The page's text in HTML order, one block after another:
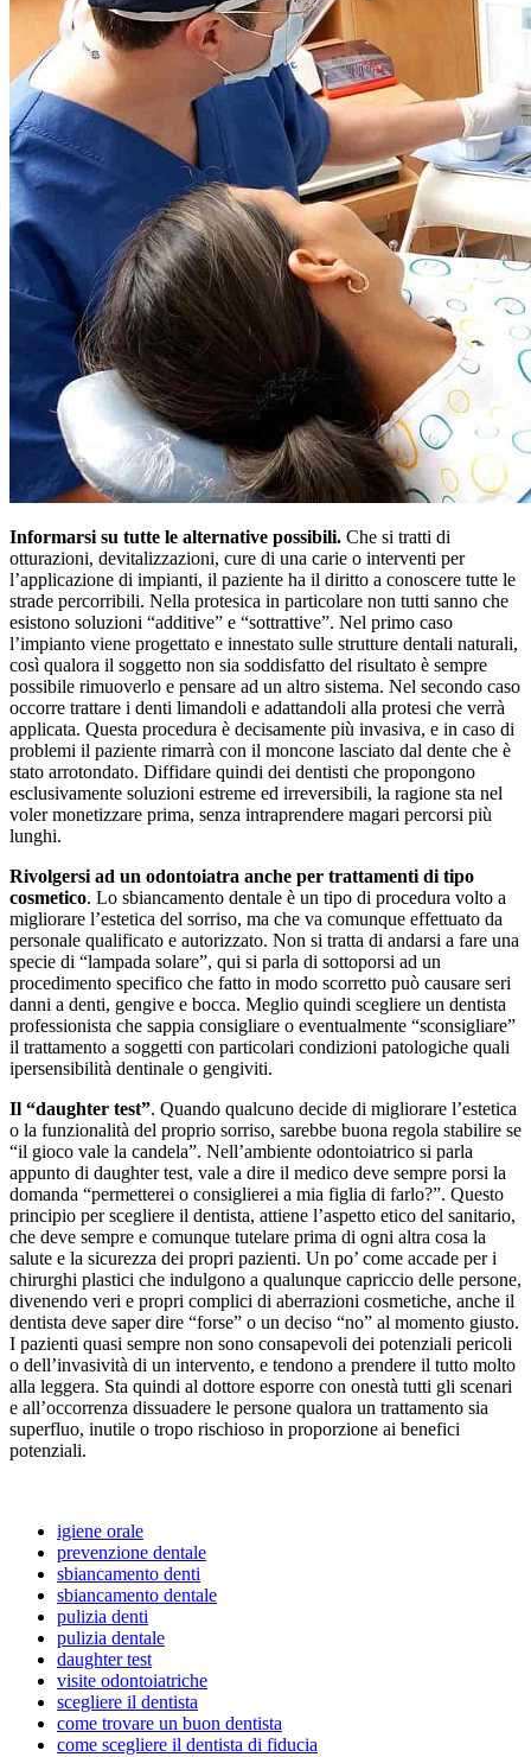
Informarsi su tutte le alternative possibili. Che si tratti di
otturazioni, devitalizzazioni, cure di una carie o interventi per
l’applicazione di impianti, il paziente ha il diritto a conoscere tutte le
strade percorribili. Nella protesica in particolare non tutti sanno che
esistono soluzioni “additive” e “sottrattive”. Nel primo caso
l’impianto viene progettato e innestato sulle strutture dentali naturali,
così qualora il soggetto non sia soddisfatto del risultato è sempre
possibile rimuoverlo e pensare ad un altro sistema. Nel secondo caso
occorre trattare i denti limandoli e adattandoli alla protesi che verrà
applicata. Questa procedura è decisamente più invasiva, e in caso di
problemi il paziente rimarrà con il moncone lasciato dal dente che è
stato arrotondato. Diffidare quindi dei dentisti che propongono
esclusivamente soluzioni estreme ed irreversibili, la ragione sta nel
voler monetizzare prima, senza intraprendere magari percorsi più
lunghi.
Rivolgersi ad un odontoiatra anche per trattamenti di tipo
cosmetico. Lo sbiancamento dentale è un tipo di procedura volto a
migliorare l’estetica del sorriso, ma che va comunque effettuato da
personale qualificato e autorizzato. Non si tratta di andarsi a fare una
specie di “lampada solare”, qui si parla di sottoporsi ad un
procedimento specifico che fatto in modo scorretto può causare seri
danni a denti, gengive e bocca. Meglio quindi scegliere un dentista
professionista che sappia consigliare o eventualmente “sconsigliare”
il trattamento a soggetti con particolari condizioni patologiche quali
ipersensibilità dentinale o gengiviti.
Il “daughter test”. Quando qualcuno decide di migliorare l’estetica
o la funzionalità del proprio sorriso, sarebbe buona regola stabilire se
“il gioco vale la candela”. Nell’ambiente odontoiatrico si parla
appunto di daughter test, vale a dire il medico deve sempre porsi la
domanda “permetterei o consiglierei a mia figlia di farlo?”. Questo
principio per scegliere il dentista, attiene l’aspetto etico del sanitario,
che deve sempre e comunque tutelare prima di ogni altra cosa la
salute e la sicurezza dei propri pazienti. Un po’ come accade per i
chirurghi plastici che indulgono a qualunque capriccio delle persone,
divenendo veri e propri complici di aberrazioni cosmetiche, anche il
dentista deve saper dire “forse” o un deciso “no” al momento giusto.
I pazienti quasi sempre non sono consapevoli dei potenziali pericoli
o dell’invasività di un intervento, e tendono a prendere il tutto molto
alla leggera. Sta quindi al dottore esporre con onestà tutti gli scenari
e all’occorrenza dissuadere le persone qualora un trattamento sia
superfluo, inutile o tropo rischioso in proporzione ai benefici
potenziali.
igiene orale
prevenzione dentale
sbiancamento denti
sbiancamento dentale
pulizia denti
pulizia dentale
daughter test
visite odontoiatriche
scegliere il dentista
come trovare un buon dentista
come scegliere il dentista di fiducia